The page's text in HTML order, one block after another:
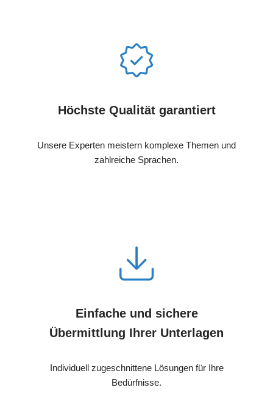
Höchste Qualität garantiert
Unsere Experten meistern komplexe Themen und
zahlreiche Sprachen.
Einfache und sichere
Übermittlung Ihrer Unterlagen
Individuell zugeschnittene Lösungen für Ihre
Bedürfnisse.